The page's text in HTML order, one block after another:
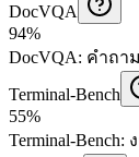
DocVQA
94%
DocVQA: คำถา
Terminal-Bench
55%
Terminal-Bench: